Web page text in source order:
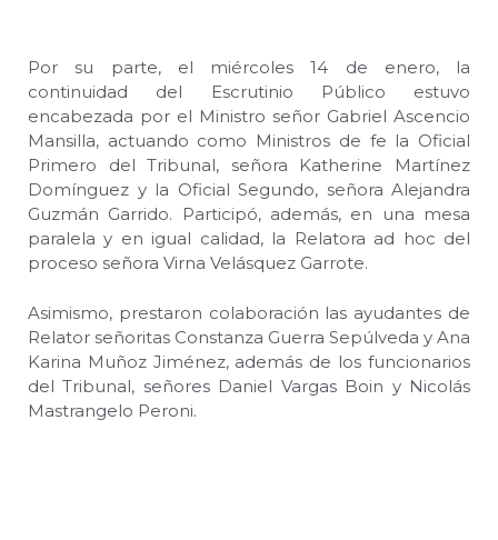
Por su parte, el miércoles 14 de enero, la
continuidad del Escrutinio Público estuvo
encabezada por el Ministro señor Gabriel Ascencio
Mansilla, actuando como Ministros de fe la Oficial
Primero del Tribunal, señora Katherine Martínez
Domínguez y la Oficial Segundo, señora Alejandra
Guzmán Garrido. Participó, además, en una mesa
paralela y en igual calidad, la Relatora ad hoc del
proceso señora Virna Velásquez Garrote.
Asimismo, prestaron colaboración las ayudantes de
Relator señoritas Constanza Guerra Sepúlveda y Ana
Karina Muñoz Jiménez, además de los funcionarios
del Tribunal, señores Daniel Vargas Boin y Nicolás
Mastrangelo Peroni.